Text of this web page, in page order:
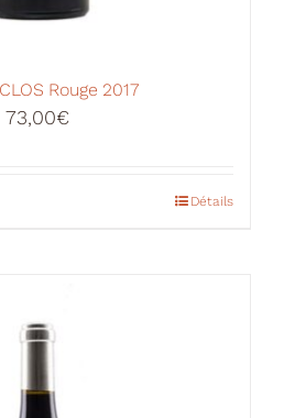
Rouge 2017
73,00€
Détails